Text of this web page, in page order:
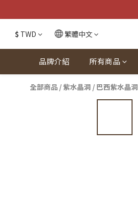
$ TWD 繁體中文
品牌介紹 所有商品
全部商品 /紫水晶洞 / 巴西紫水晶洞